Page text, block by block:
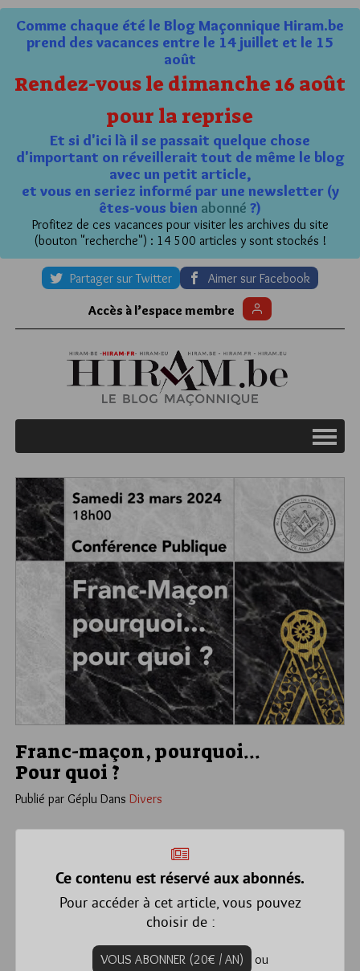
Comme chaque été le Blog Maçonnique Hiram.be
prend des vacances entre le 14 juillet et le 15
août
Rendez-vous le dimanche 16 août
pour la reprise
Et si d'ici là il se passait quelque chose
d'important on réveillerait tout de même le blog
avec un petit article,
et vous en seriez informé par une newsletter (y
êtes-vous bien abonné ?)
Profitez de ces vacances pour visiter les archives du site
(bouton "recherche") : 14 500 articles y sont stockés !
Partager sur Twitter Aimer sur Facebook
Accès à l’espace membre
Franc-maçon, pourquoi…
Pour quoi ?
Publié par Géplu Dans Divers
Ce contenu est réservé aux abonnés.
Pour accéder à cet article, vous pouvez
choisir de :
VOUS ABONNER (20€ / AN)
ou